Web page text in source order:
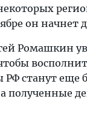
он начнет
Ромашкин
станут еще
полученные